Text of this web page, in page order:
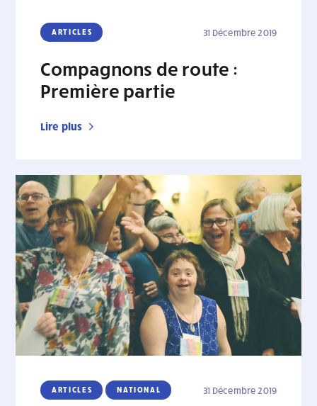
ARTICLES 31 Décembre 2019
Compagnons de route :
Première partie
Lire plus
ARTICLES NATIONAL 31 Décembre 2019